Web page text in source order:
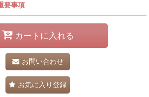
要事項
カートに入れる
お問い合わせ
お気に入り登録